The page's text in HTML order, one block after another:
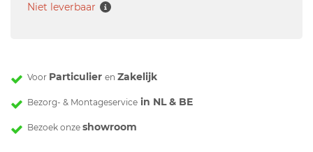
Niet leverbaar
Voor Particulier en Zakelijk
Bezorg- & Montageservice in NL & BE
Bezoek onze showroom